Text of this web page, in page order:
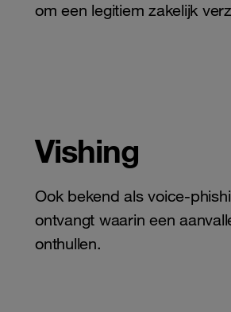
om een ​​legitiem zakelijk
Vishing
Ook bekend als voice-
ontvangt waarin een
onthullen.